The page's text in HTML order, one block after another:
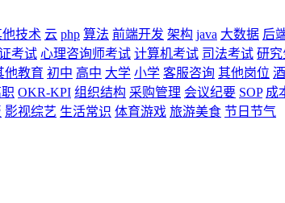
他技术 云 php 算法 前端开发 架构 java 大数据 后
考试 心理咨询师考试 计算机考试 司法考试 研
他教育 初中 高中 大学 小学 客服咨询 其他岗位
OKR-KPI 组织结构 采购管理 会议纪要 SOP 成
影视综艺 生活常识 体育游戏 旅游美食 节日节气